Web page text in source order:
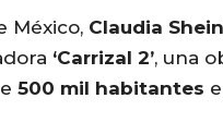
México, Claudia
‘Carrizal 2’, una
500 mil habitantes